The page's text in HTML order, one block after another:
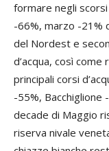
formare negli
-66%, marzo -21%
del Nordest e
d’acqua, così
principali corsi
-55%, Bacchiglione
decade di Maggio
riserva nivale